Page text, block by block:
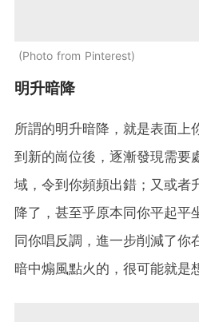
Photo from Pinterest
明升暗降
所謂的明升暗降，就是表面上
到新的崗位後，逐漸發現需要
域，令到你頻頻出錯；又或者
降了，甚至乎原本同你平起平
同你唱反調，進一步削減了你
暗中煽風點火的，很可能就是